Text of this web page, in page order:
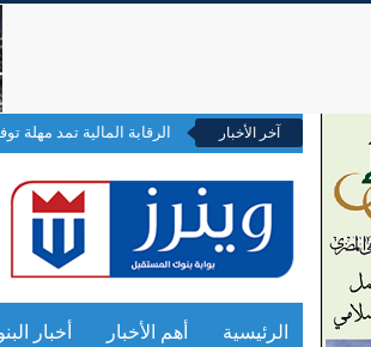
آخر الأخبار الرقابة المالية تمد مهلة
الرئيسية أهم الأخبار أخبار